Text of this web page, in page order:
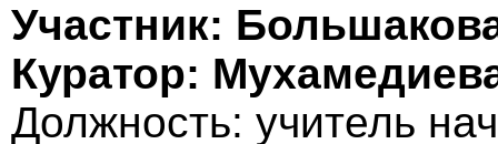
Участник:
Куратор:
Должность: учитель